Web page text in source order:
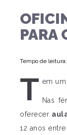
PARA
Tempo de
T em
Nas
oferecer
12 anos